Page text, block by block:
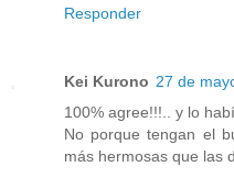
Responder
Kei Kurono 27 de
100% agree!!!.. y lo
No porque tengan el
más hermosas que las